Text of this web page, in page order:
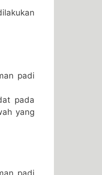
padi
pada
yang
padi